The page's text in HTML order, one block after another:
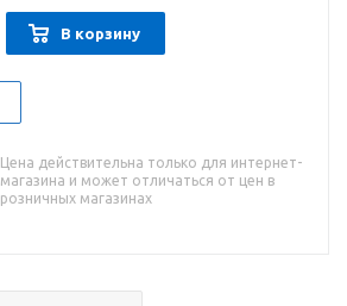
В корзину
Цена действительна только для интернет-
магазина и может отличаться от цен в
розничных магазинах